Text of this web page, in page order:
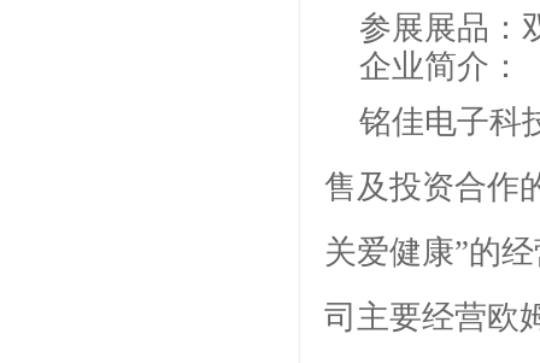
参展展品：
企业简介：
铭佳电子科
售及投资合作
关爱健康”的
司主要经营欧